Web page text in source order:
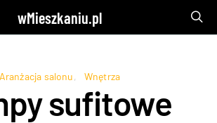
wMieszkaniu.pl
Aranżacja salonu Wnętrza
sufitowe